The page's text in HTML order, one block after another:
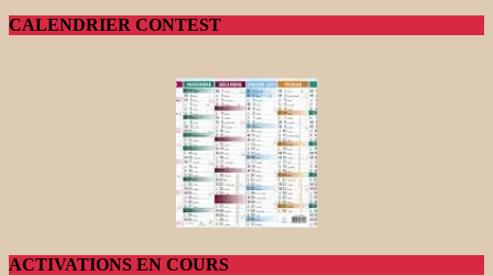
CALENDRIER CONTEST
ACTIVATIONS EN COURS